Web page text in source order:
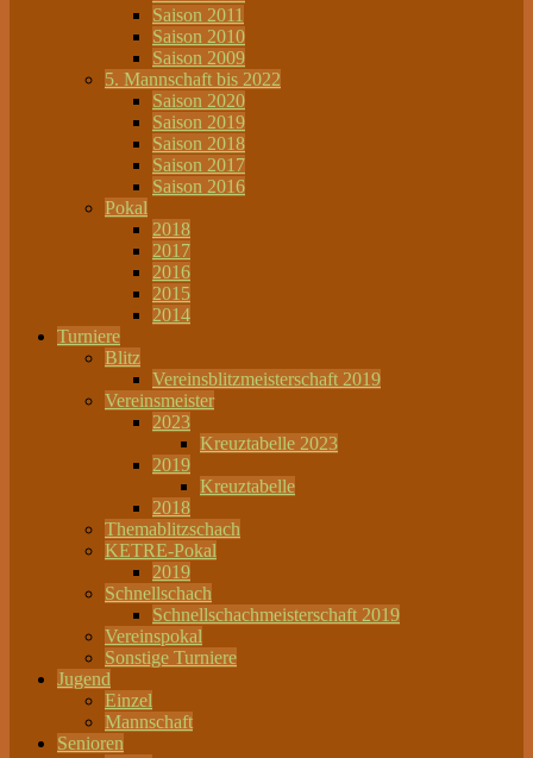
Saison 2011
Saison 2010
Saison 2009
5. Mannschaft bis 2022
Saison 2020
Saison 2019
Saison 2018
Saison 2017
Saison 2016
Pokal
2018
2017
2016
2015
2014
Turniere
Blitz
Vereinsblitzmeisterschaft 2019
Vereinsmeister
2023
Kreuztabelle 2023
2019
Kreuztabelle
2018
Themablitzschach
KETRE-Pokal
2019
Schnellschach
Schnellschachmeisterschaft 2019
Vereinspokal
Sonstige Turniere
Jugend
Einzel
Mannschaft
Senioren